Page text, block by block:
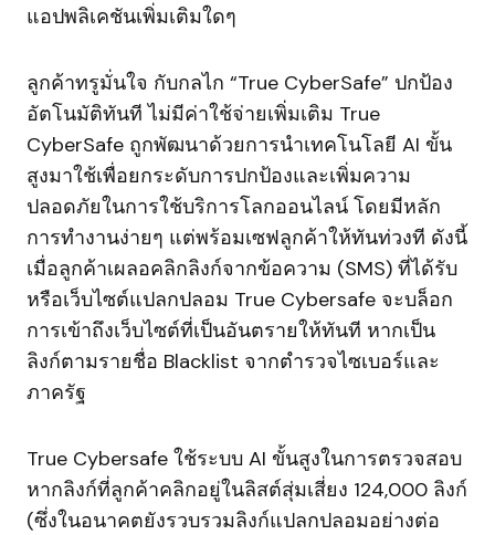
แอปพลิเคชันเพิ่มเติมใดๆ
ลูกค้าทรูมั่นใจ กับกลไก “True CyberSafe” ปกป้อง
อัตโนมัติทันที ไม่มีค่าใช้จ่ายเพิ่มเติม True
CyberSafe ถูกพัฒนาด้วยการนำเทคโนโลยี AI ขั้น
สูงมาใช้เพื่อยกระดับการปกป้องและเพิ่มความ
ปลอดภัยในการใช้บริการโลกออนไลน์ โดยมีหลัก
การทำงานง่ายๆ แต่พร้อมเซฟลูกค้าให้ทันท่วงที ดังนี้
เมื่อลูกค้าเผลอคลิกลิงก์จากข้อความ (SMS) ที่ได้รับ
หรือเว็บไซต์แปลกปลอม True Cybersafe จะบล็อก
การเข้าถึงเว็บไซต์ที่เป็นอันตรายให้ทันที หากเป็น
ลิงก์ตามรายชื่อ Blacklist จากตำรวจไซเบอร์และ
ภาครัฐ
True Cybersafe ใช้ระบบ AI ขั้นสูงในการตรวจสอบ
หากลิงก์ที่ลูกค้าคลิกอยู่ในลิสต์สุ่มเสี่ยง 124,000 ลิงก์
(ซึ่งในอนาคตยังรวบรวมลิงก์แปลกปลอมอย่างต่อ